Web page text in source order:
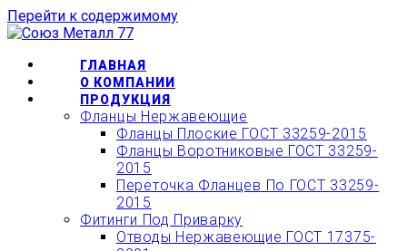
Перейти к содержимому
ГЛАВНАЯ
О КОМПАНИИ
ПРОДУКЦИЯ
Фланцы Нержавеющие
Фланцы Плоские ГОСТ 33259-2015
Фланцы Воротниковые ГОСТ 33259-
2015
Переточка Фланцев По ГОСТ 33259-
2015
Фитинги Под Приварку
Отводы Нержавеющие ГОСТ 17375-
ОФОРМИТЬ БЫСТРЫЙ
ТОВАР ОНЛАЙН